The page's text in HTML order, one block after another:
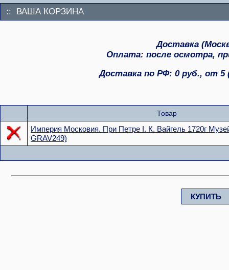
:: ВАША КОРЗИНА
Доставка
Оплата: после осмотра,
Доставка по РФ: 0 руб., от 5
Товар
Империя Московия. При Петре I. К. Вайгель 1720г
GRAV249)
КУПИТЬ